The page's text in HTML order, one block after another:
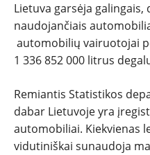
Lietuva garsėja
naudojančiais
automobilių vairuotojai
1 336 852 000 litrus
Remiantis Statistikos
dabar Lietuvoje yra
automobiliai. Kiekvienas
vidutiniškai sunaudoja